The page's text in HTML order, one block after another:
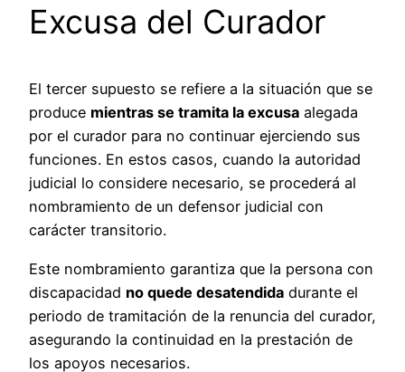
Excusa del Curador
El tercer supuesto se refiere a la situación que se
produce mientras se tramita la excusa alegada
por el curador para no continuar ejerciendo sus
funciones. En estos casos, cuando la autoridad
judicial lo considere necesario, se procederá al
nombramiento de un defensor judicial con
carácter transitorio.
Este nombramiento garantiza que la persona con
discapacidad no quede desatendida durante el
periodo de tramitación de la renuncia del curador,
asegurando la continuidad en la prestación de
los apoyos necesarios.